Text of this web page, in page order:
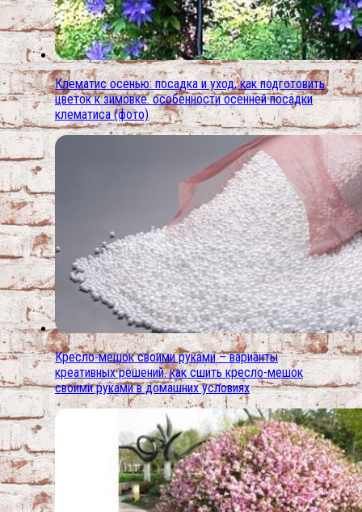
Клематис осенью: посадка и уход, как подготовить
цветок к зимовке. особенности осенней посадки
клематиса (фото)
Кресло-мешок своими руками – варианты
креативных решений. как сшить кресло-мешок
своими руками в домашних условиях